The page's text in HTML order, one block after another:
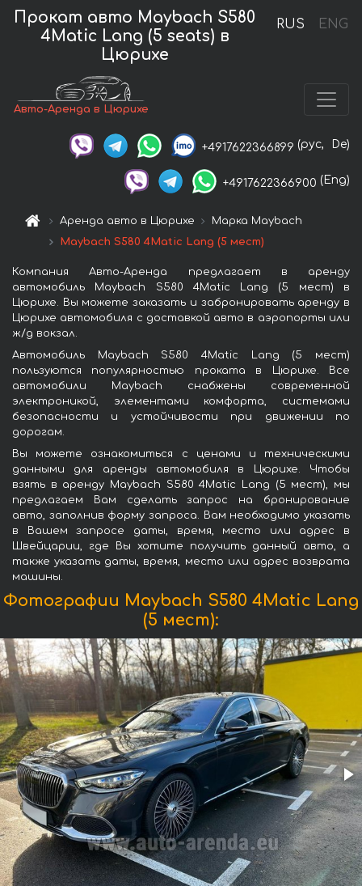
RUS ENG
Прокат авто Maybach S580
4Matic Lang (5 seats) в
Цюрихе
Авто-Аренда в Цюрихе
+4917622366899 (рус, De)
+4917622366900 (Eng)
Аренда авто в Цюрихе
Марка Maybach
Maybach S580 4Matic Lang (5 мест)
Компания Авто-Аренда предлагает в аренду
автомобиль Maybach S580 4Matic Lang (5 мест) в
Цюрихе. Вы можете заказать и забронировать аренду в
Цюрихе автомобиля с доставкой авто в аэропорты или
ж/д вокзал.
Автомобиль Maybach S580 4Matic Lang (5 мест)
пользуются популярностью проката в Цюрихе. Все
автомобили Maybach снабжены современной
электроникой, элементами комфорта, системами
безопасности и устойчивости при движении по
дорогам.
Вы можете ознакомиться с ценами и техническими
данными для аренды автомобиля в Цюрихе. Чтобы
взять в аренду Maybach S580 4Matic Lang (5 мест), мы
предлагаем Вам сделать запрос на бронирование
авто, заполнив форму запроса. Вам необходимо указать
в Вашем запросе даты, время, место или адрес в
Швейцарии, где Вы хотите получить данный авто, а
также указать даты, время, место или адрес возврата
машины.
Фотографии Maybach S580 4Matic Lang
(5 мест):